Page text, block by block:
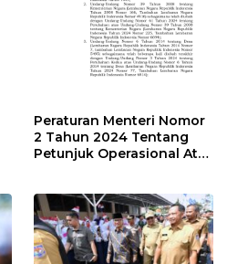
Peraturan Menteri Nomor
2 Tahun 2024 Tentang
Petunjuk Operasional Atas